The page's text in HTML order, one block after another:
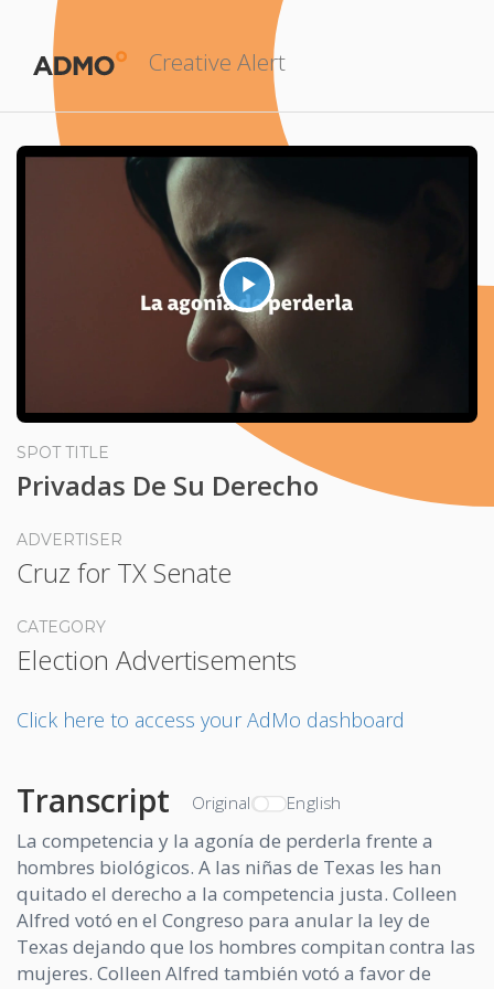
Creative Alert
Play
Video
SPOT TITLE
Privadas De Su Derecho
ADVERTISER
Cruz for TX Senate
CATEGORY
Election Advertisements
Click here to access your AdMo dashboard
Transcript Original English
La competencia y la agonía de perderla frente a
hombres biológicos. A las niñas de Texas les han
quitado el derecho a la competencia justa. Colleen
Alfred votó en el Congreso para anular la ley de
Texas dejando que los hombres compitan contra las
mujeres. Colleen Alfred también votó a favor de